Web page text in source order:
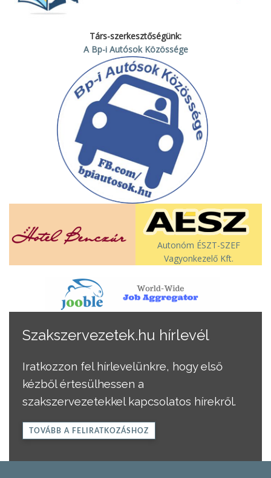
Társ-szerkesztőségünk:
A Bp-i Autósok Közössége
Autonóm ÉSZT-SZEF
Vagyonkezelő Kft.
Szakszervezetek.hu hírlevél
Iratkozzon fel hírlevelünkre, hogy első
kézből értesülhessen a
szakszervezetekkel kapcsolatos hírekről.
TOVÁBB A FELIRATKOZÁSHOZ